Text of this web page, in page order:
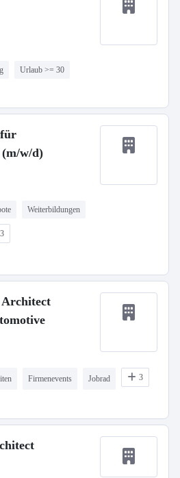
Urlaub >= 30
(m/w/d)
Weiterbildungen
3
Firmenevents Jobrad 3